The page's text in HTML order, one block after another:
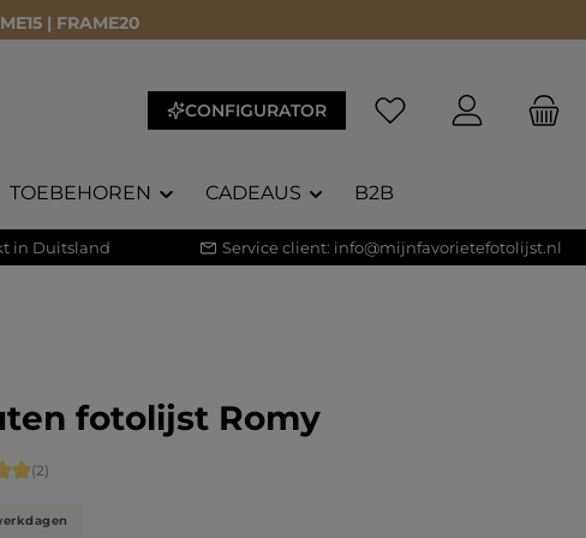
| FRAME20
CONFIGURATOR
TOEBEHOREN CADEAUS B2B
in Duitsland Service client: info@mijnfavorietefotolijst.nl
fotolijst Romy
waardering van 5 van 5 sterren
(2)